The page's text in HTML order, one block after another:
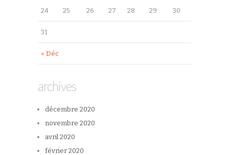
« Déc
24 25 26 27 28 29 30
31
archives
décembre 2020
novembre 2020
avril 2020
février 2020